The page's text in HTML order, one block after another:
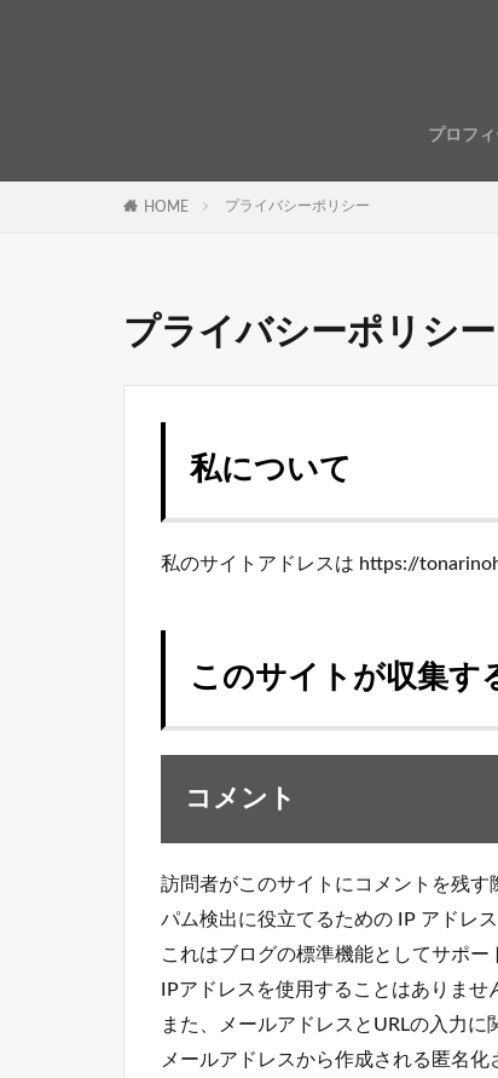
プロフ
HOME プライバシーポリシー
プライバシーポリシー
私について
私のサイトアドレスは https://
このサイトが収集す
コメント
訪問者がこのサイトにコメントを残
パム検出に役立てるための IP アドレ
これはブログの標準機能としてサポ
IPアドレスを使用することはありませ
また、メールアドレスとURLの入力に
メールアドレスから作成される匿名